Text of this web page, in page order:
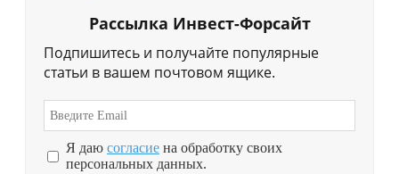
Рассылка Инвест-Форсайт
Подпишитесь и получайте популярные
статьи в вашем почтовом ящике.
Я даю согласие на обработку своих
персональных данных.